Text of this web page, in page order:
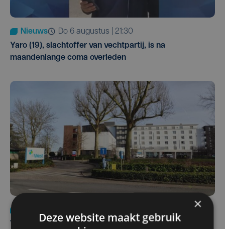
Nieuws
do 6 augustus | 21:30
Yaro (19), slachtoffer van vechtpartij, is na
maandenlange coma overleden
Vier Oostendse gynaecologen versterken dienst in AZ
×
Deze website maakt gebruik